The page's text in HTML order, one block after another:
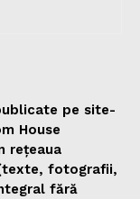
pe site-
House
rețeaua
fotografii,
fără